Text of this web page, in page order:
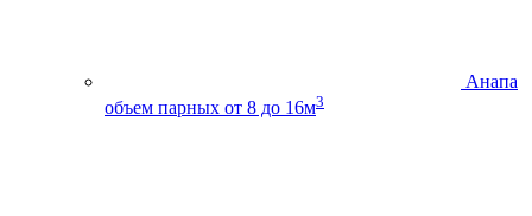
Анапа
объем парных от 8 до 16м3